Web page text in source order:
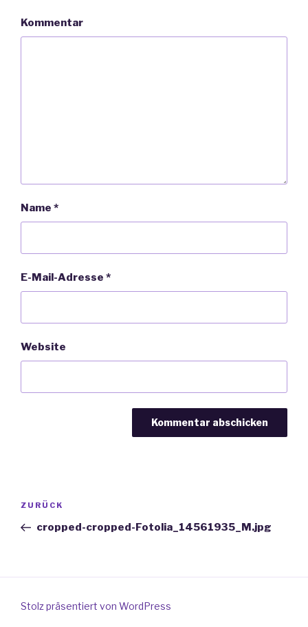
Kommentar
Name *
E-Mail-Adresse *
Website
Beitragsnavigation
Vorheriger
Beitrag
ZURÜCK
cropped-cropped-Fotolia_14561935_M.jpg
Stolz präsentiert von WordPress